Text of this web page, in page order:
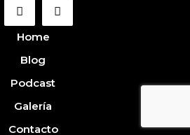
Home
Blog
Podcast
Galería
Contacto